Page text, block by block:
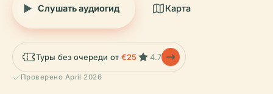
Слушать аудиогид Карта
Туры без очереди от €25 4.7
Проверено April 2026